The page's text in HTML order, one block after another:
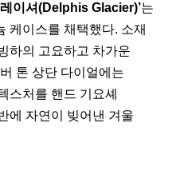
레이셔(Delphis Glacier)’는
케이스를 채택했다. 소재
하의 고요하고 차가운
톤 상단 다이얼에는
스처를 핸드 기요셰
에 자연이 빚어낸 겨울